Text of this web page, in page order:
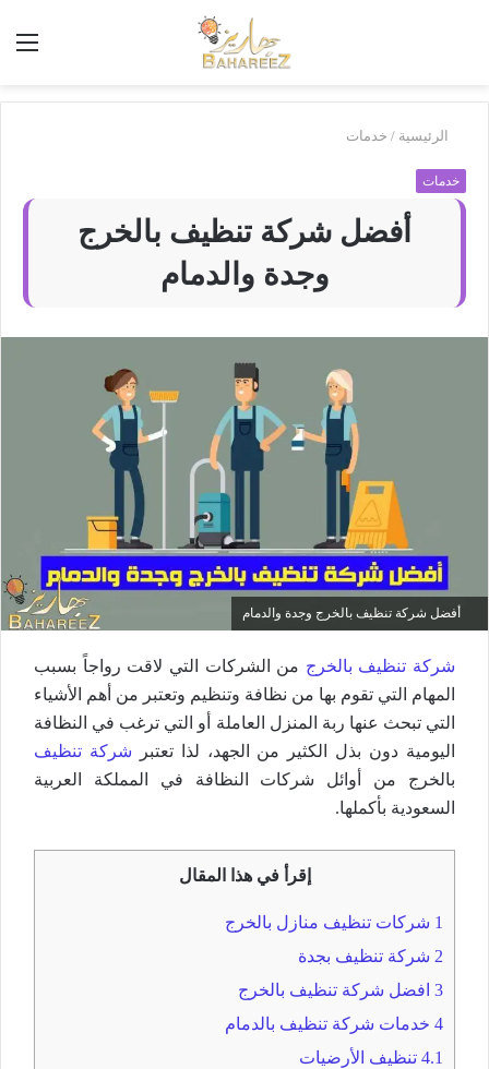
بَهاريز
الرئيسية / خدمات
خدمات
أفضل شركة تنظيف بالخرج
وجدة والدمام
أفضل شركة تنظيف بالخرج وجدة والدمام
شركة تنظيف بالخرج من الشركات التي لاقت رواجاً بسبب
المهام التي تقوم بها من نظافة وتنظيم وتعتبر من أهم الأشياء
التي تبحث عنها ربة المنزل العاملة أو التي ترغب في النظافة
اليومية دون بذل الكثير من الجهد، لذا تعتبر شركة تنظيف
بالخرج من أوائل شركات النظافة في المملكة العربية
السعودية بأكملها.
إقرأ في هذا المقال
1 شركات تنظيف منازل بالخرج
2 شركة تنظيف بجدة
3 افضل شركة تنظيف بالخرج
4 خدمات شركة تنظيف بالدمام
4.1 تنظيف الأرضيات